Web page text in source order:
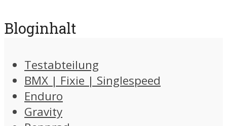
Bloginhalt
Testabteilung
BMX | Fixie | Singlespeed
Enduro
Gravity